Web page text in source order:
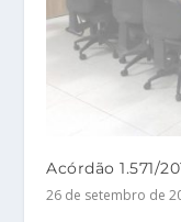
Acórdão 1.571/
26 de setembro de